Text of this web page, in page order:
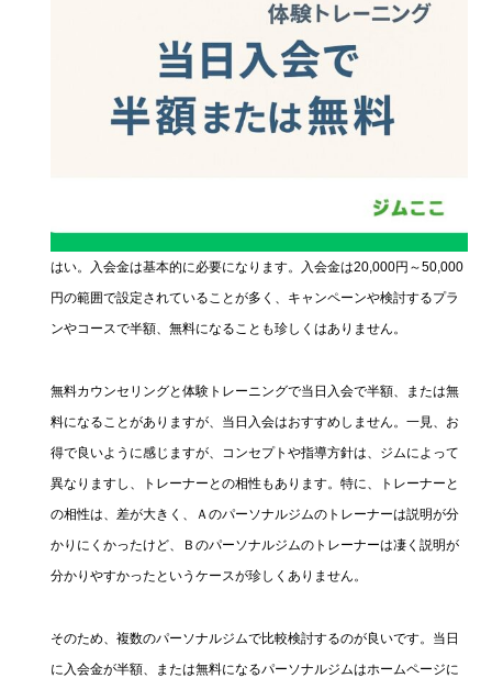
はい。入会金は基本的に必要になります。入会金は20,000円～50,000
円の範囲で設定されていることが多く、キャンペーンや検討するプラ
ンやコースで半額、無料になることも珍しくはありません。
無料カウンセリングと体験トレーニングで当日入会で半額、または無
料になることがありますが、当日入会はおすすめしません。一見、お
得で良いように感じますが、コンセプトや指導方針は、ジムによって
異なりますし、トレーナーとの相性もあります。特に、トレーナーと
の相性は、差が大きく、Ａのパーソナルジムのトレーナーは説明が分
かりにくかったけど、Ｂのパーソナルジムのトレーナーは凄く説明が
分かりやすかったというケースが珍しくありません。
そのため、複数のパーソナルジムで比較検討するのが良いです。当日
に入会金が半額、または無料になるパーソナルジムはホームページに